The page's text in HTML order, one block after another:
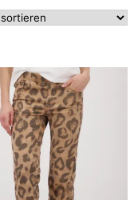
sortiert